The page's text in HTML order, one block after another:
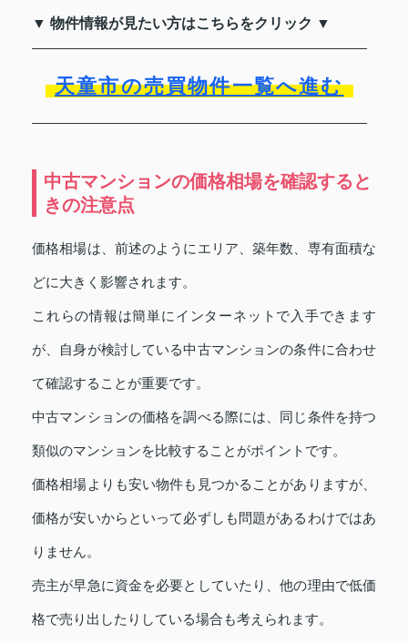
▼ 物件情報が見たい方はこちらをクリック ▼
天童市の売買物件一覧へ進む
中古マンションの価格相場を確認すると
きの注意点
価格相場は、前述のようにエリア、築年数、専有面積な
どに大きく影響されます。
これらの情報は簡単にインターネットで入手できます
が、自身が検討している中古マンションの条件に合わせ
て確認することが重要です。
中古マンションの価格を調べる際には、同じ条件を持つ
類似のマンションを比較することがポイントです。
価格相場よりも安い物件も見つかることがありますが、
価格が安いからといって必ずしも問題があるわけではあ
りません。
売主が早急に資金を必要としていたり、他の理由で低価
格で売り出したりしている場合も考えられます。